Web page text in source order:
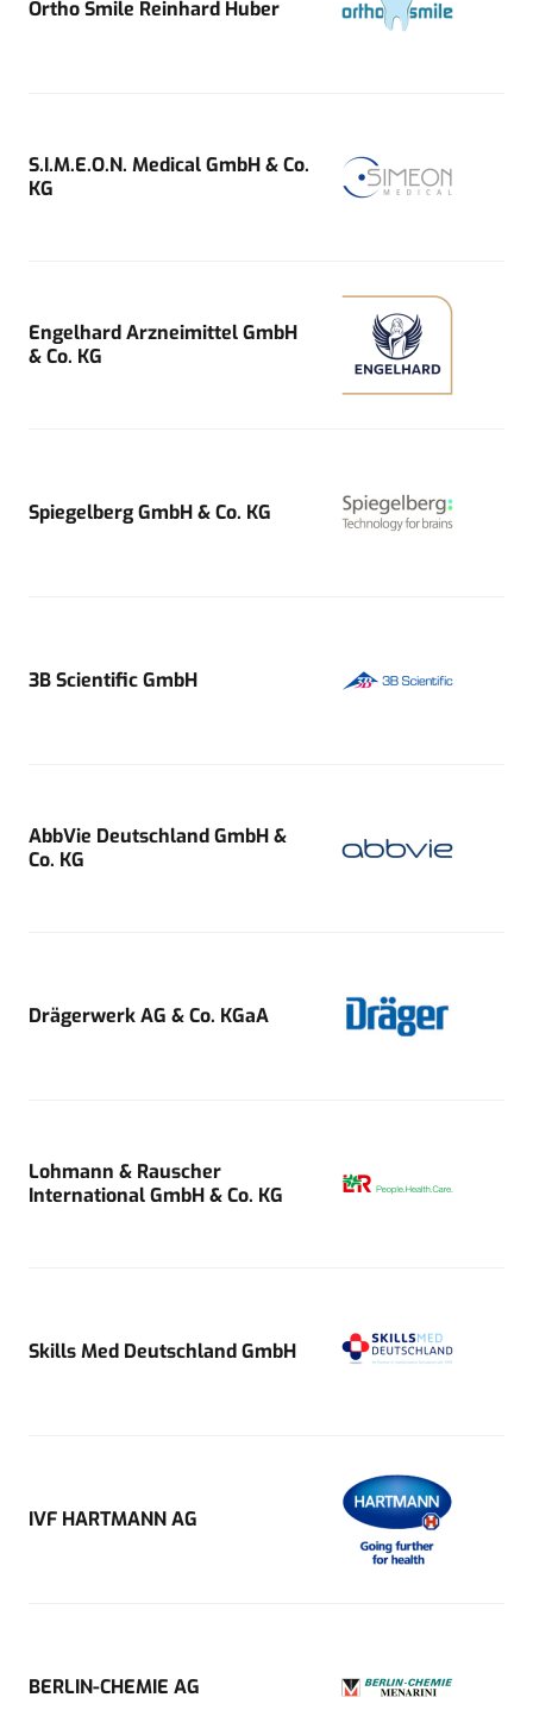
Ortho Smile Reinhard Huber
S.I.M.E.O.N. Medical GmbH & Co.
KG
Engelhard Arzneimittel GmbH
& Co. KG
Spiegelberg GmbH & Co. KG
3B Scientific GmbH
AbbVie Deutschland GmbH &
Co. KG
Drägerwerk AG & Co. KGaA
Lohmann & Rauscher
International GmbH & Co. KG
Skills Med Deutschland GmbH
IVF HARTMANN AG
BERLIN-CHEMIE AG